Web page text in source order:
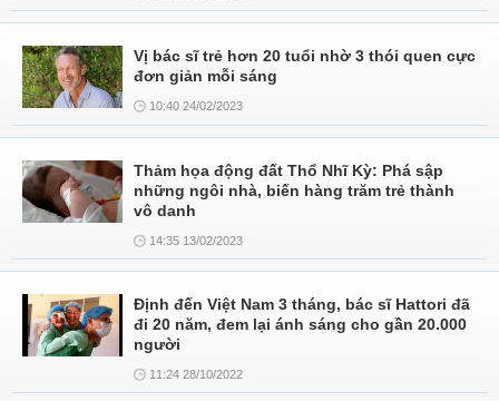
Vị bác sĩ trẻ hơn 20 tuổi nhờ 3 thói quen cực
đơn giản mỗi sáng
10:40 24/02/2023
Thảm họa động đất Thổ Nhĩ Kỳ: Phá sập
những ngôi nhà, biến hàng trăm trẻ thành
vô danh
14:35 13/02/2023
Định đến Việt Nam 3 tháng, bác sĩ Hattori đã
đi 20 năm, đem lại ánh sáng cho gần 20.000
người
11:24 28/10/2022